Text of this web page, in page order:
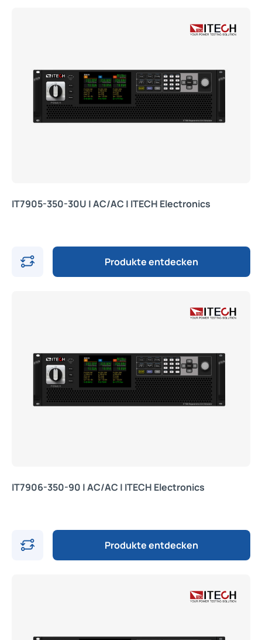
IT7905-350-30U | AC/AC | ITECH Electronics
Produkte entdecken
IT7906-350-90 | AC/AC | ITECH Electronics
Produkte entdecken